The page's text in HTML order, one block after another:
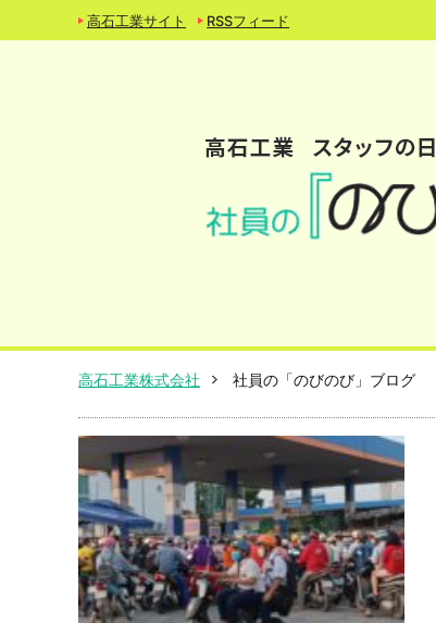
高石工業サイト RSSフィード
高石工業株式会社 社員の「のびのび」ブログ